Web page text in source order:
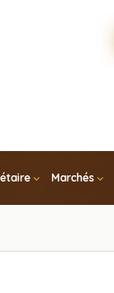
Marchés